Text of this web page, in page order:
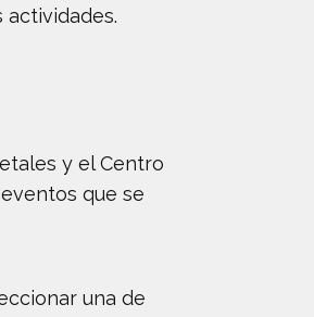
actividades.
y el Centro
que se
una de